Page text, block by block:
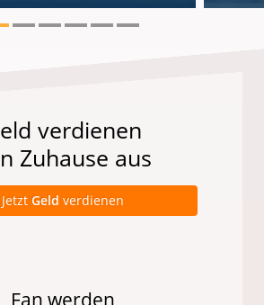
verdienen
Zuhause aus
Jetzt Geld verdienen
Fan werden